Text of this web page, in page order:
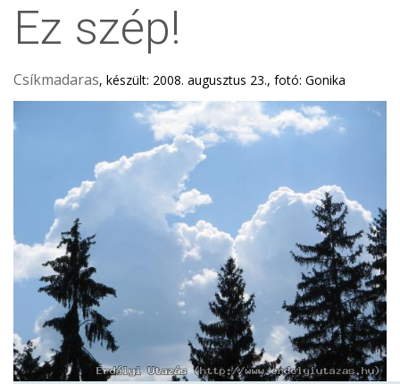
Ez szép!
Csíkmadaras, készült: 2008. augusztus 23., fotó: Gonika